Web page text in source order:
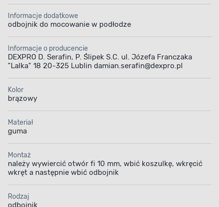
Informacje dodatkowe
odbojnik do mocowanie w podłodze
Informacje o producencie
DEXPRO D. Serafin, P. Ślipek S.C. ul. Józefa Franczaka
"Lalka" 18 20-325 Lublin damian.serafin@dexpro.pl
Kolor
brązowy
Materiał
guma
Montaż
należy wywiercić otwór fi 10 mm, wbić koszulkę, wkręcić
wkręt a następnie wbić odbojnik
Rodzaj
odbojnik